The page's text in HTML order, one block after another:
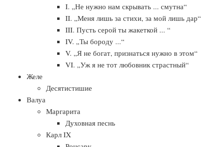
I. „Не нужно нам скрывать ... смутна“
II. „Меня лишь за стихи, за мой лишь дар“
III. Пусть серой ты жакеткой ... “
IV. „Ты бороду ...“
V. „Я не богат, признаться нужно в этом“
VI. „Уж я не тот любовник страстный“
Желе
Десятистишие
Валуа
Маргарита
Духовная песнь
Карл IX